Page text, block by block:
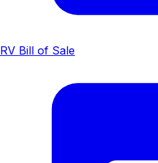
RV Bill of Sale